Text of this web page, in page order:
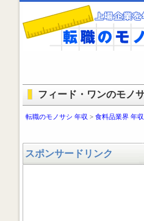
フィード・ワンのモノ
転職のモノサシ 年収 > 食料品業界 年収
スポンサードリンク